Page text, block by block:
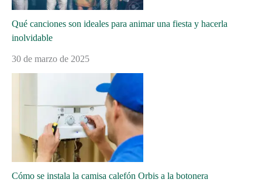
Qué canciones son ideales para animar una fiesta y hacerla
inolvidable
30 de marzo de 2025
Cómo se instala la camisa calefón Orbis a la botonera